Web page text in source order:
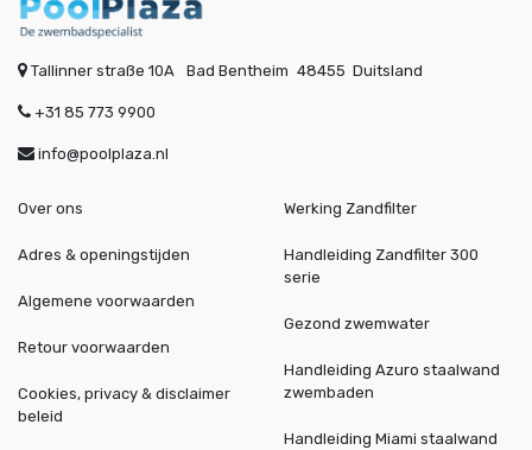
Tallinner straße 10A Bad Bentheim 48455 Duitsland
+31 85 773 9900
info@poolplaza.nl
Over ons
Adres & openingstijden
Algemene voorwaarden
Retour voorwaarden
Cookies, privacy & disclaimer
beleid
Werking Zandfilter
Handleiding Zandfilter 300
serie
Gezond zwemwater
Handleiding Azuro staalwand
zwembaden
Handleiding Miami staalwand